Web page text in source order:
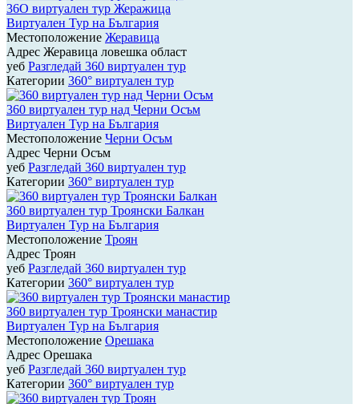
36О виртуален тур Жеражица
Виртуален Тур на България
Местоположение Жеравица
Адрес Жеравица ловешка област
уеб Разгледай 360 виртуален тур
Категории 360° виртуален тур
360 виртуален тур над Черни Осъм
Виртуален Тур на България
Местоположение Черни Осъм
Адрес Черни Осъм
уеб Разгледай 360 виртуален тур
Категории 360° виртуален тур
360 виртуален тур Троянски Балкан
Виртуален Тур на България
Местоположение Троян
Адрес Троян
уеб Разгледай 360 виртуален тур
Категории 360° виртуален тур
360 виртуален тур Троянски манастир
Виртуален Тур на България
Местоположение Орешака
Адрес Орешака
уеб Разгледай 360 виртуален тур
Категории 360° виртуален тур